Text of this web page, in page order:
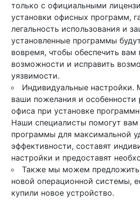
только с официальными
установки офисных программ,
легальность использования и
установленные программы
вовремя, чтобы обеспечить вам
возможности и исправить
уязвимости.
Индивидуальные настройки.
ваши пожелания и особенности
офиса при установке
Наши специалисты помогут вам
программы для максимальной
эффективности, составят
настройки и предоставят
Также мы можем предложить
новой операционной системы,
купили новое устройство.